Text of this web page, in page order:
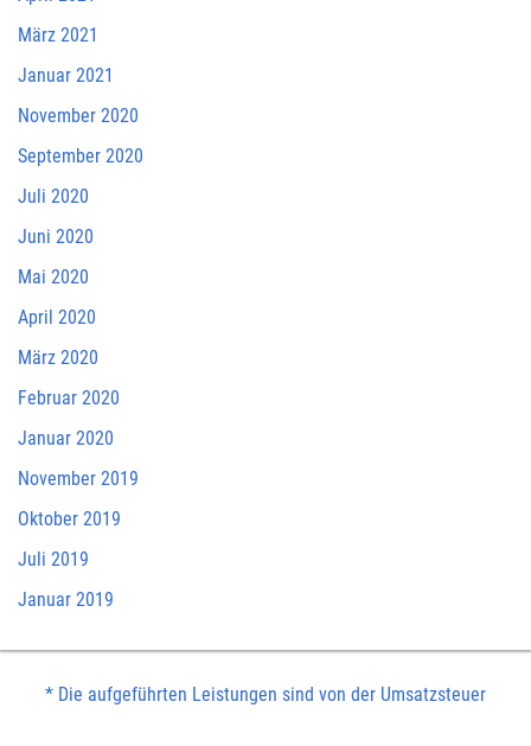
März 2021
Januar 2021
November 2020
September 2020
Juli 2020
Juni 2020
Mai 2020
April 2020
März 2020
Februar 2020
Januar 2020
November 2019
Oktober 2019
Juli 2019
Januar 2019
* Die aufgeführten Leistungen sind von der Umsatzsteuer